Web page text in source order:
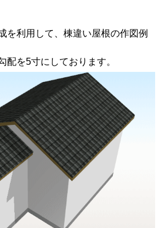
を利用して、棟違い屋根の作図例
配を5寸にしております。